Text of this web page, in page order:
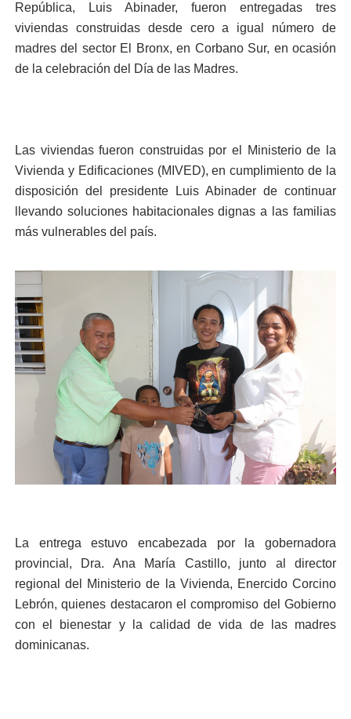
República, Luis Abinader, fueron entregadas tres
viviendas construidas desde cero a igual número de
madres del sector El Bronx, en Corbano Sur, en ocasión
de la celebración del Día de las Madres.
Las viviendas fueron construidas por el Ministerio de la
Vivienda y Edificaciones (MIVED), en cumplimiento de la
disposición del presidente Luis Abinader de continuar
llevando soluciones habitacionales dignas a las familias
más vulnerables del país.
La entrega estuvo encabezada por la gobernadora
provincial, Dra. Ana María Castillo, junto al director
regional del Ministerio de la Vivienda, Enercido Corcino
Lebrón, quienes destacaron el compromiso del Gobierno
con el bienestar y la calidad de vida de las madres
dominicanas.